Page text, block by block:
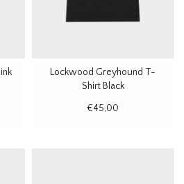
Lockwood Greyhound T-
Shirt Black
€45,00